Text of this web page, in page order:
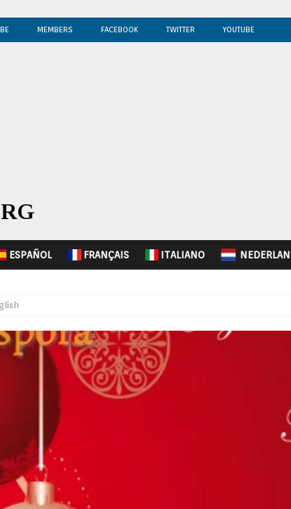
MEMBERS FACEBOOK TWITTER YOUTUBE
ESPAÑOL FRANÇAIS ITALIANO